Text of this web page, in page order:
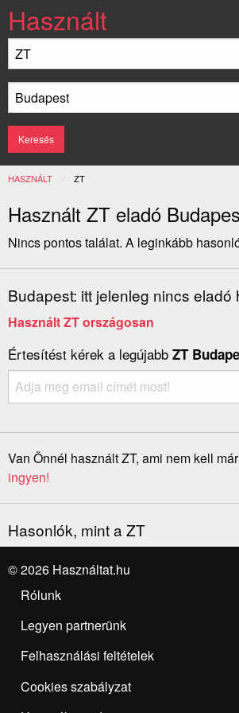
Használt
HASZNÁLT JELENLEGI:
ZT
Használt ZT eladó
Nincs pontos találat. A leginkább
Budapest: itt jelenleg nincs eladó
Használt ZT országosan
Értesítést kérek a legújabb ZT
Van Önnél használt ZT, ami nem kell
ingyen!
Hasonlók, mint a ZT
© 2026 Használtat.hu
Rólunk
Legyen partnerünk
Felhasználási feltételek
Cookies szabályzat